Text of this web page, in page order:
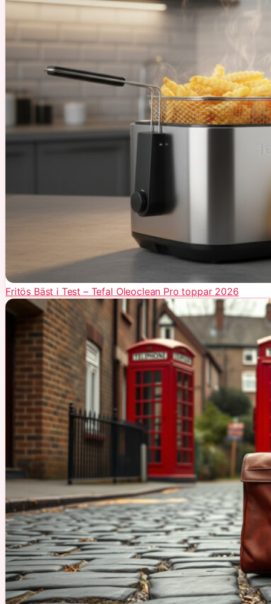
Fritös Bäst i Test – Tefal Oleoclean Pro toppar 2026